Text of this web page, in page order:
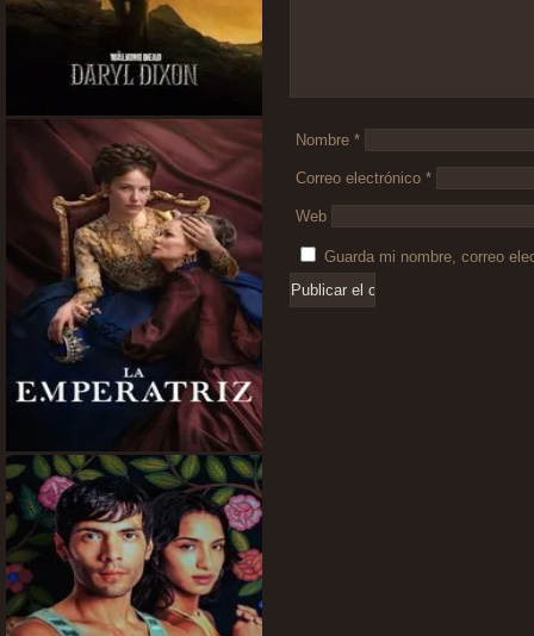
Nombre *
Correo electrónico *
Web
Guarda mi nombre, correo